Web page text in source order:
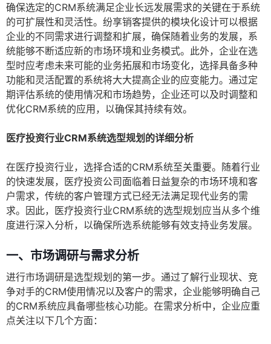
确保选定的CRM系统满足企业长远发展需求的关键在于系统
的可扩展性和灵活性。纷享销客提供的模块化设计可以根据
企业的不同需求进行调整和扩展，确保随着业务的发展，系
统能够不断适应新的市场环境和业务模式。此外，企业在选
型时应考虑未来可能的业务拓展和市场变化，选择具备多种
功能和灵活配置的系统将大大提高企业的应变能力。通过定
期评估系统的使用情况和市场趋势，企业还可以及时调整和
优化CRM系统的应用，以确保其持续有效。
医疗投资行业CRM系统选型规划的详细分析
在医疗投资行业，选择合适的CRM系统至关重要。随着行业
的快速发展，医疗投资公司面临着日益复杂的市场环境和客
户需求，传统的客户管理方式已经无法满足现代业务的需
求。因此，医疗投资行业CRM系统的选型规划应当从多个维
度进行深入分析，以确保所选系统能够有效支持业务发展。
一、市场调研与需求分析
进行市场调研是选型规划的第一步。通过了解行业现状、竞
争对手的CRM使用情况以及客户的需求，企业能够明确自己
的CRM系统应具备哪些核心功能。在需求分析中，企业应重
点关注以下几个方面：